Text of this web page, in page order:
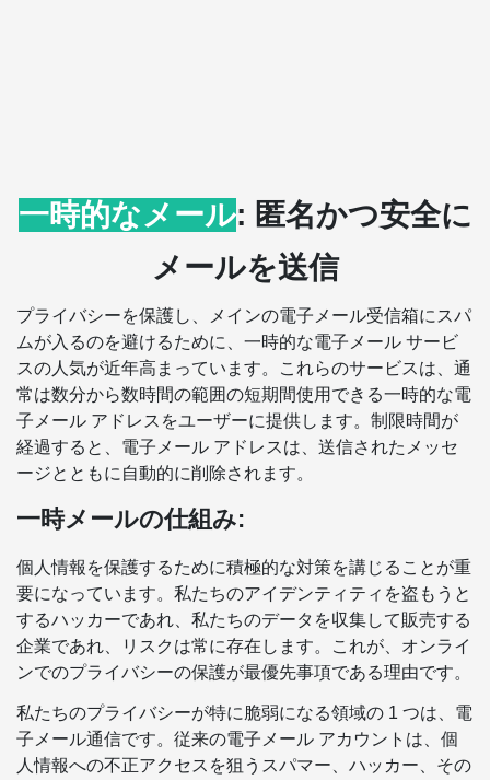
一時的なメール: 匿名かつ安全に
メールを送信
プライバシーを保護し、メインの電子メール受信箱にスパ
ムが入るのを避けるために、一時的な電子メール サービ
スの人気が近年高まっています。これらのサービスは、通
常は数分から数時間の範囲の短期間使用できる一時的な電
子メール アドレスをユーザーに提供します。制限時間が
経過すると、電子メール アドレスは、送信されたメッセ
ージとともに自動的に削除されます。
一時メールの仕組み:
個人情報を保護するために積極的な対策を講じることが重
要になっています。私たちのアイデンティティを盗もうと
するハッカーであれ、私たちのデータを収集して販売する
企業であれ、リスクは常に存在します。これが、オンライ
ンでのプライバシーの保護が最優先事項である理由です。
私たちのプライバシーが特に脆弱になる領域の 1 つは、電
子メール通信です。従来の電子メール アカウントは、個
人情報への不正アクセスを狙うスパマー、ハッカー、その